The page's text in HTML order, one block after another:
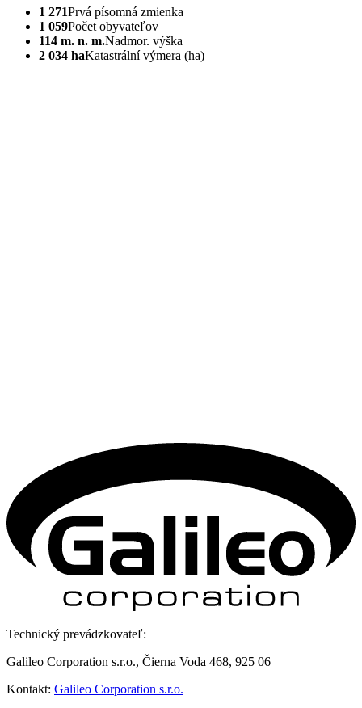
1 271Prvá písomná zmienka
1 059Počet obyvateľov
114 m. n. m.Nadmor. výška
2 034 haKatastrální výmera (ha)
Technický prevádzkovateľ:
Galileo Corporation s.r.o., Čierna Voda 468, 925 06
Kontakt: Galileo Corporation s.r.o.